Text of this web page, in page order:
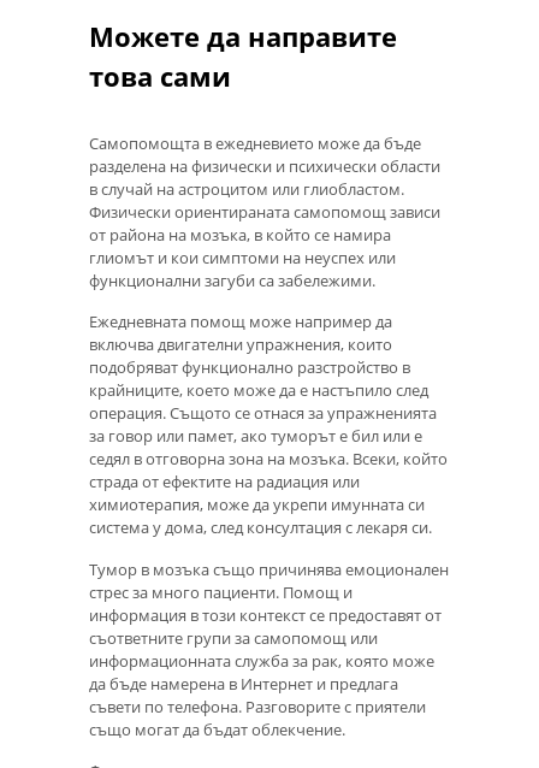
Можете да направите
това сами
Самопомощта в ежедневието може да бъде
разделена на физически и психически области
в случай на астроцитом или глиобластом.
Физически ориентираната самопомощ зависи
от района на мозъка, в който се намира
глиомът и кои симптоми на неуспех или
функционални загуби са забележими.
Ежедневната помощ може например да
включва двигателни упражнения, които
подобряват функционално разстройство в
крайниците, което може да е настъпило след
операция. Същото се отнася за упражненията
за говор или памет, ако туморът е бил или е
седял в отговорна зона на мозъка. Всеки, който
страда от ефектите на радиация или
химиотерапия, може да укрепи имунната си
система у дома, след консултация с лекаря си.
Тумор в мозъка също причинява емоционален
стрес за много пациенти. Помощ и
информация в този контекст се предоставят от
съответните групи за самопомощ или
информационната служба за рак, която може
да бъде намерена в Интернет и предлага
съвети по телефона. Разговорите с приятели
също могат да бъдат облекчение.